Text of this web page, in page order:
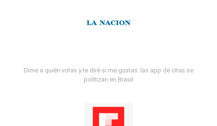
Dime a quién votas y te diré si me gustas: las app de citas se
politizan en Brasil